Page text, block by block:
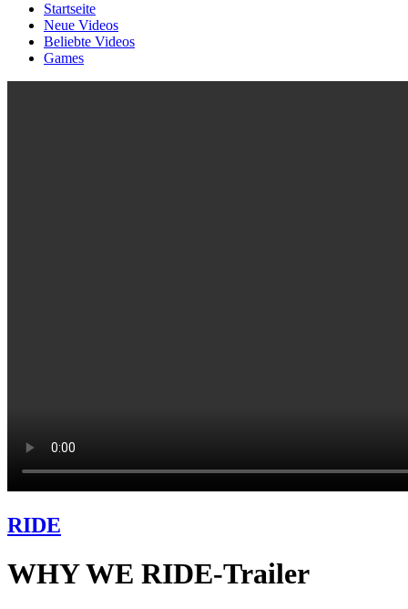
Startseite
Neue Videos
Beliebte Videos
Games
RIDE
WHY WE RIDE-Trailer